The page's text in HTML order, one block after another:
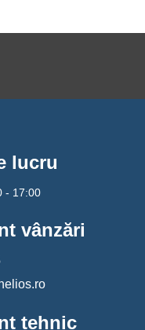
lucru
- 17:00
vânzări
tehnic